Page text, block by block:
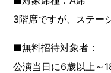
3階席ですが、ステー
■無料招待対象者：
公演当日に6歳以上～